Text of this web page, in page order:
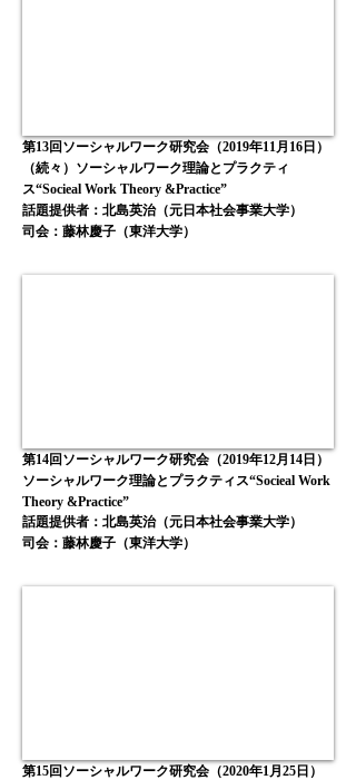
第13回ソーシャルワーク研究会（2019年11月16日）
（続々）ソーシャルワーク理論とプラクティ
ス“Socieal Work Theory &Practice”
話題提供者：北島英治（元日本社会事業大学）
司会：藤林慶子（東洋大学）
第14回ソーシャルワーク研究会（2019年12月14日）
ソーシャルワーク理論とプラクティス“Socieal Work
Theory &Practice”
話題提供者：北島英治（元日本社会事業大学）
司会：藤林慶子 （東洋大学）
第15回ソーシャルワーク研究会（2020年1月25日）